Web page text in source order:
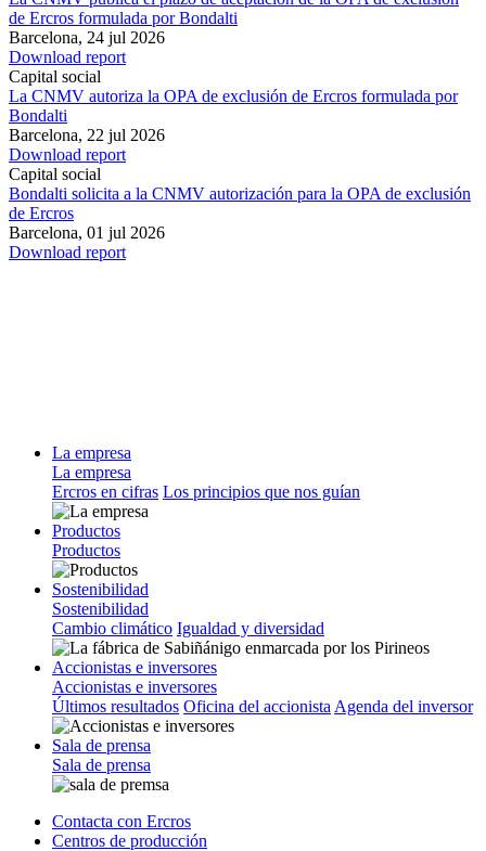
de Ercros formulada por Bondalti
Barcelona, 24 jul 2026
Download report
Capital social
La CNMV autoriza la OPA de exclusión de Ercros formulada por
Bondalti
Barcelona, 22 jul 2026
Download report
Capital social
Bondalti solicita a la CNMV autorización para la OPA de exclusión
de Ercros
Barcelona, 01 jul 2026
Download report
La empresa
La empresa
Ercros en cifras Los principios que nos guían
Productos
Productos
Sostenibilidad
Sostenibilidad
Cambio climático Igualdad y diversidad
Accionistas e inversores
Accionistas e inversores
Últimos resultados Oficina del accionista Agenda del inversor
Sala de prensa
Sala de prensa
Contacta con Ercros
Centros de producción